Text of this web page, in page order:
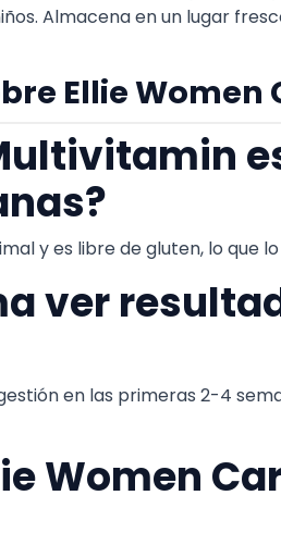
Almacena en un lugar
Ellie
y es libre de gluten, lo que
ver
en las primeras 2-4
Women